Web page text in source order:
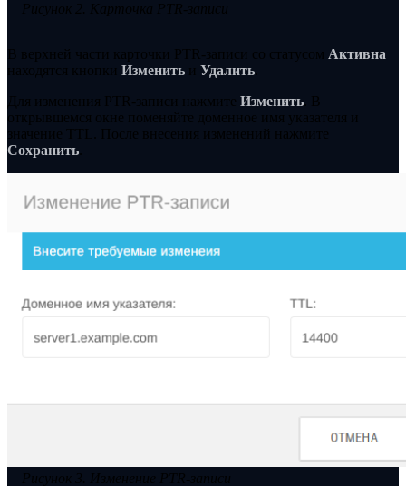
Рисунок 2. Карточка PTR-записи
В верхней части карточки PTR-записи со статусом Активна
находятся кнопки Изменить и Удалить
Для изменения PTR-записи нажмите Изменить . В
открывшемся окне поменяйте доменное имя указателя и
значение TTL. После внесения изменений нажмите
Сохранить
Рисунок 3. Изменение PTR-записи